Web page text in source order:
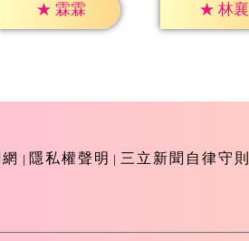
★ 霖霖 ★ 林襄
隱私權聲明 三立新聞自律守則